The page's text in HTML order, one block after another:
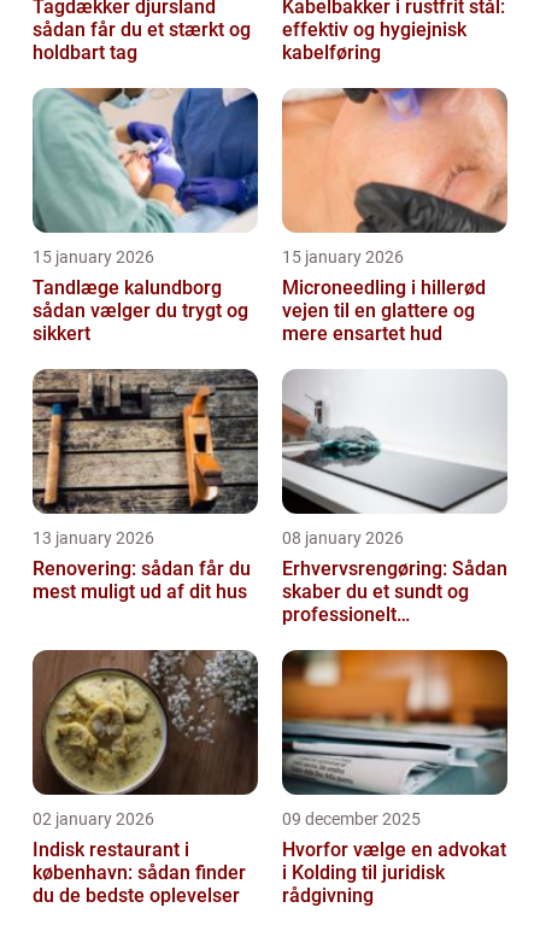
Tagdækker djursland
sådan får du et stærkt og
holdbart tag
Kabelbakker i rustfrit stål:
effektiv og hygiejnisk
kabelføring
15 january 2026
Tandlæge kalundborg
sådan vælger du trygt og
sikkert
15 january 2026
Microneedling i hillerød
vejen til en glattere og
mere ensartet hud
13 january 2026
Renovering: sådan får du
mest muligt ud af dit hus
08 january 2026
Erhvervsrengøring: Sådan
skaber du et sundt og
professionelt
02 january 2026
Indisk restaurant i
københavn: sådan finder
du de bedste oplevelser
09 december 2025
Hvorfor vælge en advokat
i Kolding til juridisk
rådgivning